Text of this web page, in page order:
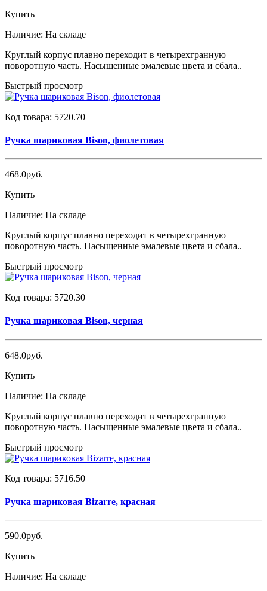
Купить
Наличие: На складе
Круглый корпус плавно переходит в четырехгранную
поворотную часть. Насыщенные эмалевые цвета и сбала..
Быстрый просмотр
Код товара: 5720.70
Ручка шариковая Bison, фиолетовая
468.0руб.
Купить
Наличие: На складе
Круглый корпус плавно переходит в четырехгранную
поворотную часть. Насыщенные эмалевые цвета и сбала..
Быстрый просмотр
Код товара: 5720.30
Ручка шариковая Bison, черная
648.0руб.
Купить
Наличие: На складе
Круглый корпус плавно переходит в четырехгранную
поворотную часть. Насыщенные эмалевые цвета и сбала..
Быстрый просмотр
Код товара: 5716.50
Ручка шариковая Bizarre, красная
590.0руб.
Купить
Наличие: На складе